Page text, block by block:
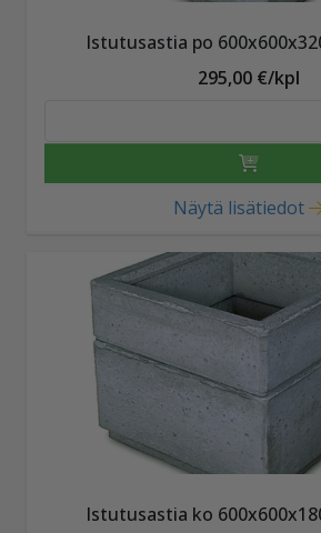
Istutusastia po
295,00 €/kpl
Näytä lisätiedot
Istutusastia ko